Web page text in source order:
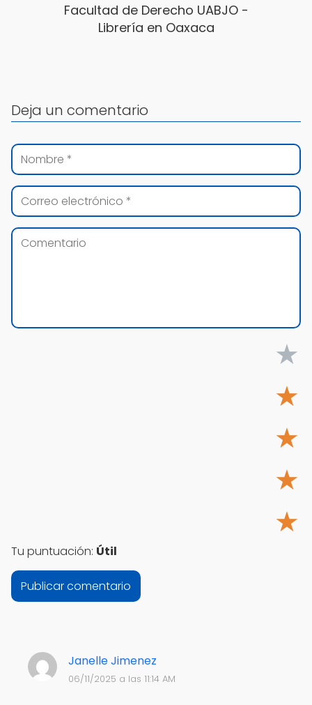
Facultad de Derecho UABJO -
Librería en Oaxaca
Janelle Jimenez
06/11/2025 a las 11:14 AM
Deja un comentario
★
★
★
★
★
Tu puntuación: Útil